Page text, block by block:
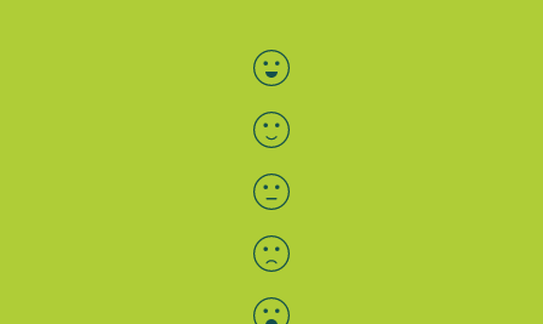
Bewertung auswählen